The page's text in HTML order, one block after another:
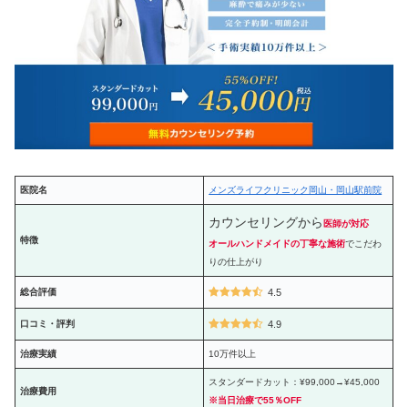
医院名 メンズライフクリニック岡山・岡山駅前院
特徴
カウンセリングから医師が対応
オールハンドメイドの丁寧な施術でこだわ
りの仕上がり
総合評価 4.5
口コミ・評判 4.9
治療実績 10万件以上
治療費用
スタンダードカット：¥99,000→¥45,000
※当日治療で55％OFF